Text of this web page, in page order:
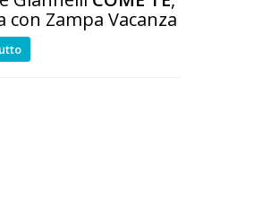
con Zampa Vacanza